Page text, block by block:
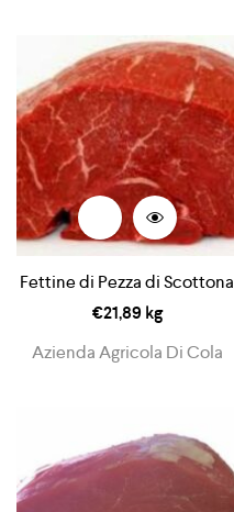
Fettine di Pezza di Scottona
€21,89 kg
Azienda Agricola Di Cola